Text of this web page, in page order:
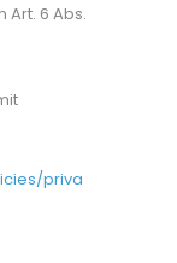
Art. 6 Abs.
priva